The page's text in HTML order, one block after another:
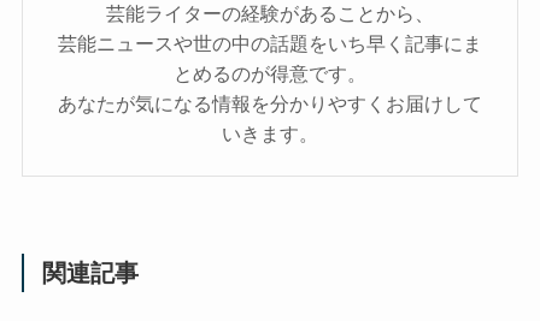
芸能ライターの経験があることから、
芸能ニュースや世の中の話題をいち早く記事にま
とめるのが得意です。
あなたが気になる情報を分かりやすくお届けして
いきます。
関連記事